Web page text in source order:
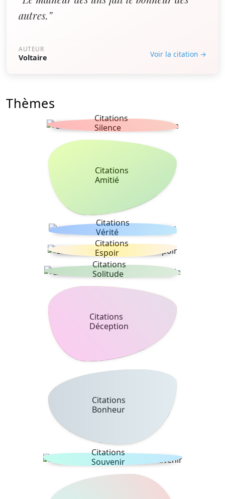
autres.”
AUTEUR
Voltaire Voir la citation →
Thèmes
Citations
Silence
Citations
Amitié
Citations
Vérité
Citations
Espoir
Citations
Solitude
Citations
Déception
Citations
Bonheur
Citations
Souvenir